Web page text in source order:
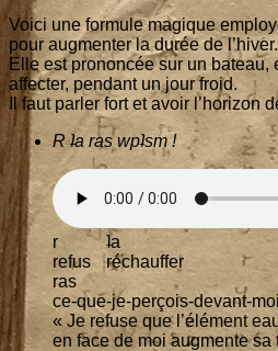
Voi­ci une for­mule magique
pour aug­men­ter la durée de l’hiver.
Elle est pro­non­cée sur un bateau,
affec­ter, pen­dant un jour froid.
Il faut par­ler fort et avoir l’horizon
R ʇa ras wpʇsm !
r
refus
ʇa
réchauf­fer
ras
ce-que-je-per­çois-devant-
« Je refuse que l’élé­ment
en face de moi aug­mente